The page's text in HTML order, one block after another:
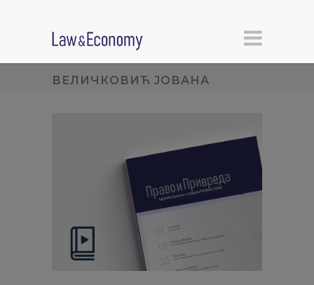
ВЕЛИЧКОВИЋ ЈОВАНА